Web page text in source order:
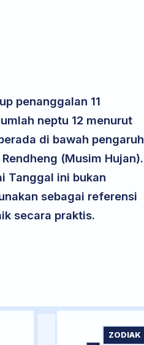
penanggalan 11
neptu 12 menurut
di bawah pengaruh
(Musim Hujan).
Tanggal ini bukan
sebagai referensi
secara praktis.
ZODIAK